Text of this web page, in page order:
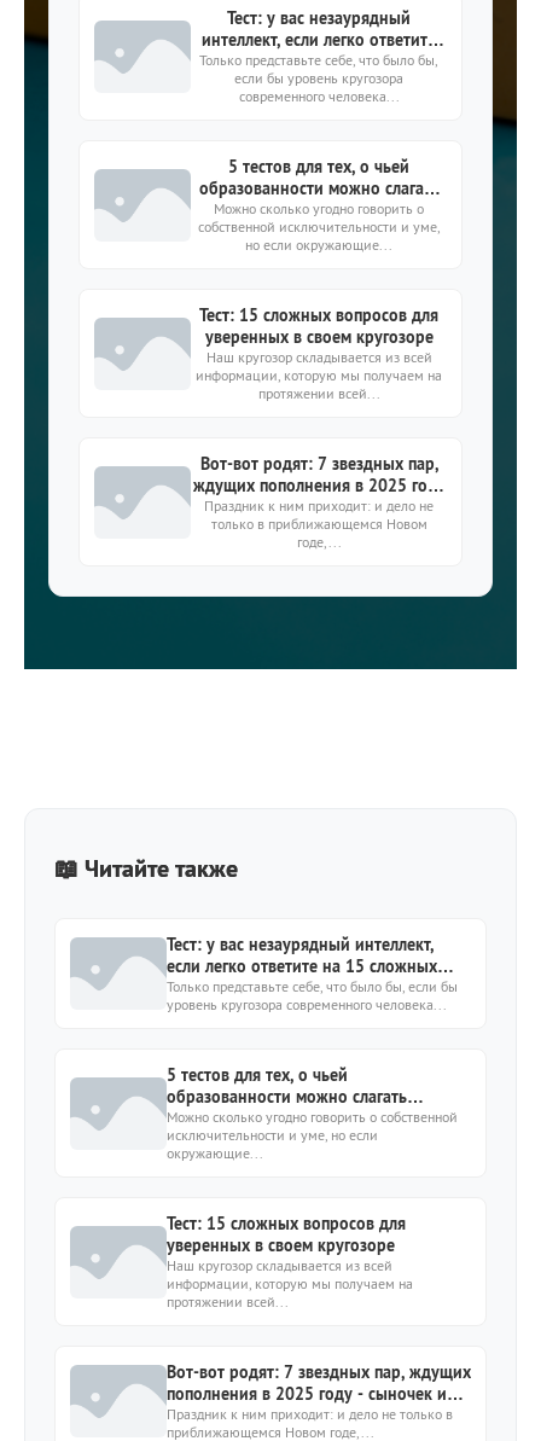
Тест: у вас незаурядный
интеллект, если легко ответите
на 15 сложных вопросов
Только представьте себе, что было бы,
если бы уровень кругозора
современного человека...
5 тестов для тех, о чьей
образованности можно слагать
легенды
Можно сколько угодно говорить о
собственной исключительности и уме,
но если окружающие...
Тест: 15 сложных вопросов для
уверенных в своем кругозоре
Наш кругозор складывается из всей
информации, которую мы получаем на
протяжении всей...
Вот-вот родят: 7 звездных пар,
ждущих пополнения в 2025 году
- сыночек или дочка?
Праздник к ним приходит: и дело не
только в приближающемся Новом
годе,...
📖 Читайте также
Тест: у вас незаурядный интеллект,
если легко ответите на 15 сложных
вопросов
Только представьте себе, что было бы, если бы
уровень кругозора современного человека...
5 тестов для тех, о чьей
образованности можно слагать
легенды
Можно сколько угодно говорить о собственной
исключительности и уме, но если
окружающие...
Тест: 15 сложных вопросов для
уверенных в своем кругозоре
Наш кругозор складывается из всей
информации, которую мы получаем на
протяжении всей...
Вот-вот родят: 7 звездных пар, ждущих
пополнения в 2025 году - сыночек или
дочка?
Праздник к ним приходит: и дело не только в
приближающемся Новом годе,...